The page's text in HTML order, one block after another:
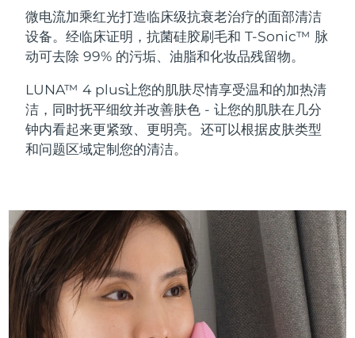
微电流加乘红光打造临床级抗衰老治疗的面部清洁
设备。经临床证明，抗菌硅胶刷毛和 T-Sonic™ 脉
动可去除 99% 的污垢、油脂和化妆品残留物。
LUNA™ 4 plus让您的肌肤尽情享受温和的加热清
洁，同时抚平细纹并改善肤色 - 让您的肌肤在几分
钟内看起来更紧致、更明亮。还可以根据皮肤类型
和问题区域定制您的清洁。
面部清洁
LUNA™ 4 套装
LUNA™ 4 Plus
Massage, LED heating
LUNA™ 4 Men
For men, anti-aging massage
LUNA™ 4 mini
For young skin, T-zone
紧致提拉
BEAR™ 2 套装
BEAR™ 2 go
Microcurrent toning on-the-go
BEAR™ 2 eyes & lips
Microcurrent line smoothing device
面部提拉护理
Premium anti-aging skincare
补水保湿
UFO™ 3 套装
UFO™ 3 LED
Near-infrared and red light therapy
device
UFO™ 3 mini
Red light therapy device for young skin
口腔护理
issa™ 4
issa™ 4 plus
Smart hybrid silicone sonic toothbrush
issa™ 4 smile
Hybrid silicone sonic toothbrush
抗老
FAQ™ 101
Clinical anti-aging
LED治疗
FAQ™ 201
LED mask
NEW
比利时 预计送达日期 8/8/26
百慕大 预计送达日期8/14/26
波斯尼亚和黑塞哥维那 预计送达日期 8/11/26
文莱 预计送达日期 8/13/26
加拿大 预计送达日期8/12/26
智利 预计送达日期8/12/26
中国 预计送达日期8/8/26
哥伦比亚 预计送达日期8/12/26